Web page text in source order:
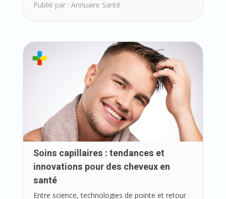
Publié par : Annuaire Santé
Soins capillaires : tendances et
innovations pour des cheveux en
santé
Entre science, technologies de pointe et retour